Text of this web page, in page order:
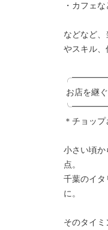
・カフェ
などなど
やスキル、
＊チョッ
小さい頃か
点。
千葉のイタ
に。
そのタイミ